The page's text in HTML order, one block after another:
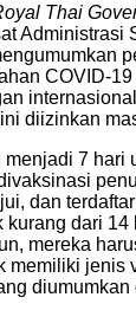
Thai
Administrasi
COVID-
diizinkan
7 hari
dan
dari 14
mereka
memiliki jenis
diumumkan